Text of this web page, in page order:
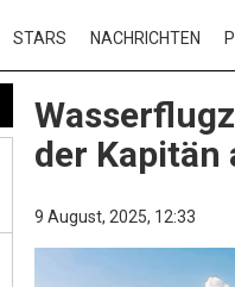
STARS NACHRICHTEN
der Kapitän
9 August, 2025, 12:33